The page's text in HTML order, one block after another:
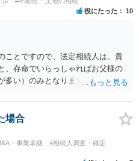
役にたった 10
ことですので、法定相続人は、貴
、存命でいらっしゃればお父様の
多い）のみとなります。遺言がな
場合
・事業承継
#相続人調査・確定